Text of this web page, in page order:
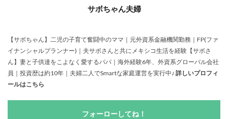
サボちゃん夫婦
【サボちゃん】二児の子育て奮闘中のママ｜元外資系金融機関勤務｜FP(ファ
イナンシャルプランナー)｜夫サボさんと共にメキシコ生活を経験【サボさ
ん】妻と子供達をこよなく愛するパパ｜海外経験6年、外資系グローバル会社
員｜投資歴は約10年｜夫婦二人でSmartな家庭運営を実行中♪ 詳しいプロフィ
ールはこちら
フォーローしてね！